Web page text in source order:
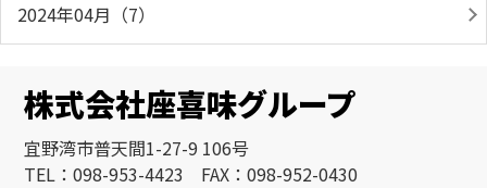
2024年04月（7）
株式会社座喜味グループ
宜野湾市普天間1-27-9 106号
TEL：098-953-4423 FAX：098-952-0430